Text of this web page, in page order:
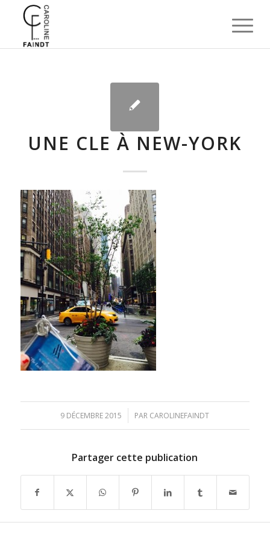
UNE CLE À NEW-YORK
9 DÉCEMBRE 2015
/ PAR CAROLINEFAINDT
Partager cette publication